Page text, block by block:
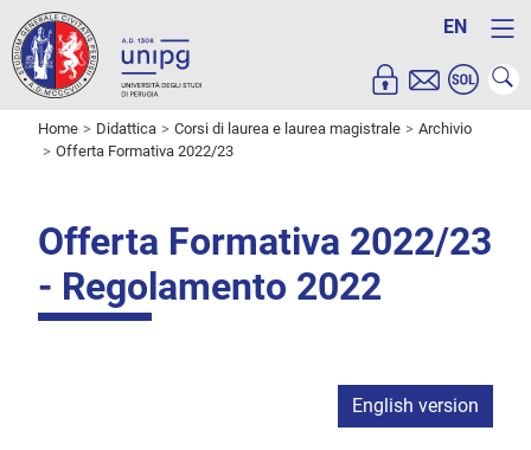
EN
Home Didattica Corsi di laurea e laurea magistrale
Archivio
Offerta Formativa 2022/23
Offerta Formativa 2022/23
- Regolamento 2022
English version